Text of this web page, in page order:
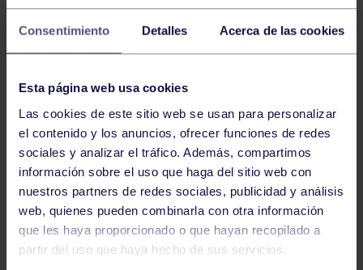
Consentimiento Detalles Acerca de las cookies
Esta página web usa cookies
Las cookies de este sitio web se usan para personalizar
el contenido y los anuncios, ofrecer funciones de redes
sociales y analizar el tráfico. Además, compartimos
información sobre el uso que haga del sitio web con
nuestros partners de redes sociales, publicidad y análisis
web, quienes pueden combinarla con otra información
que les haya proporcionado o que hayan recopilado a
partir del uso que haya hecho de sus servicios.
Ajedrez 23 AGO 2020
Comparte
NOTICIAS RELACIONADAS